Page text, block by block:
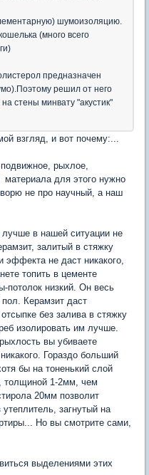
шумоизоляцию.
(много всего
предназначен
решил от него
стены минвату "акустик"
взгляд, и вот почему:...
рыхлое,
материала для этого нужно
не про научный, а наш
в нашей ситуации не
залитый в стяжку
не даст никакого,
топить в цементе
потолок низкий. Он весь
Керамзит даст
без залива в стяжку
изолировать им лучше.
вы убиваете
Гораздо больший
бы на тоненький слой
толщиной 1-2мм, чем
20мм позволит
загнутый на
Но вы смотрите сами,
выделениями этих